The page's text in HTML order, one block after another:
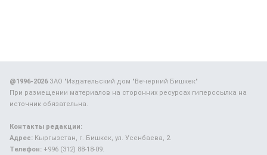
@1996-2026ЗАО "Издательский дом "Вечерний Бишкек"
При размещении материалов на сторонних ресурсах гиперссылка на
источник обязательна.
Контакты редакции:
Адрес: Кыргызстан, г. Бишкек, ул. Усенбаева, 2.
Телефон: +996 (312) 88-18-09.